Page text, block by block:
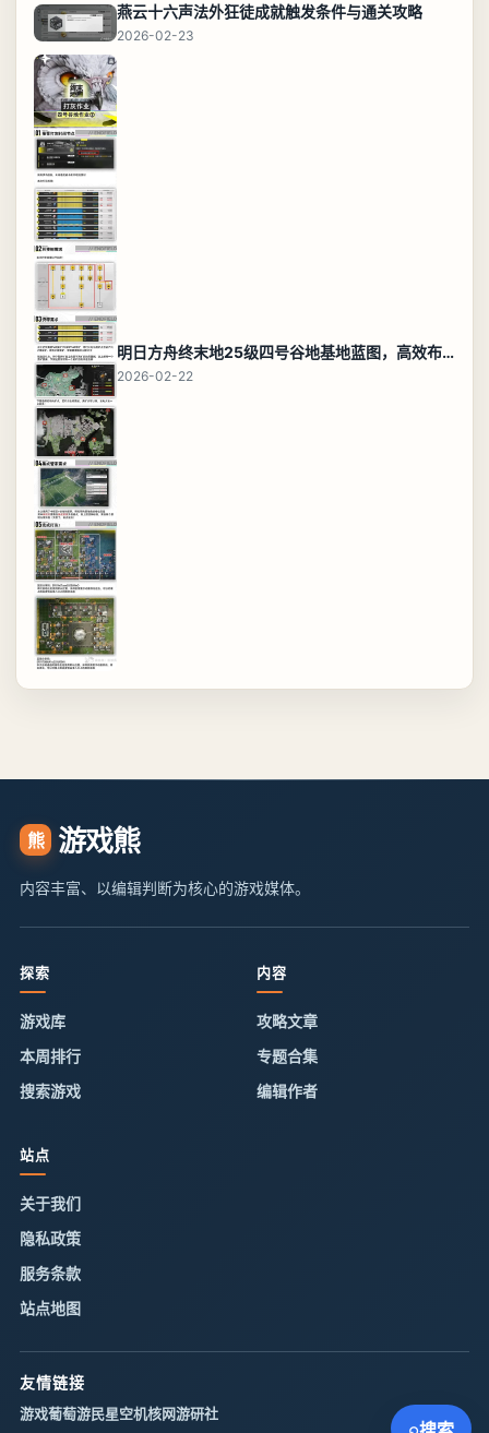
燕云十六声法外狂徒成就触发条件与通关攻略
2026-02-23
明日方舟终末地25级四号谷地基地蓝图，高效布局规划
2026-02-22
熊 游戏熊
内容丰富、以编辑判断为核心的游戏媒体。
探索
游戏库
本周排行
搜索游戏
内容
攻略文章
专题合集
编辑作者
站点
关于我们
隐私政策
服务条款
站点地图
友情链接
游戏葡萄游民星空机核网游研社
⌕